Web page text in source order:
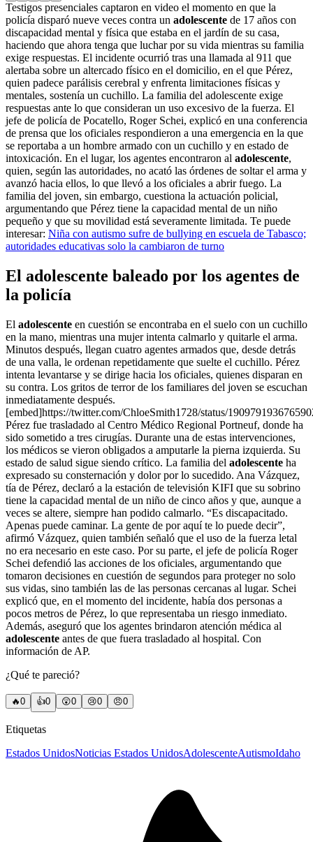
Testigos presenciales captaron en video el momento en que la
policía disparó nueve veces contra un adolescente de 17 años con
discapacidad mental y física que estaba en el jardín de su casa,
haciendo que ahora tenga que luchar por su vida mientras su familia
exige respuestas. El incidente ocurrió tras una llamada al 911 que
alertaba sobre un altercado físico en el domicilio, en el que Pérez,
quien padece parálisis cerebral y enfrenta limitaciones físicas y
mentales, sostenía un cuchillo. La familia del adolescente exige
respuestas ante lo que consideran un uso excesivo de la fuerza. El
jefe de policía de Pocatello, Roger Schei, explicó en una conferencia
de prensa que los oficiales respondieron a una emergencia en la que
se reportaba a un hombre armado con un cuchillo y en estado de
intoxicación. En el lugar, los agentes encontraron al adolescente,
quien, según las autoridades, no acató las órdenes de soltar el arma y
avanzó hacia ellos, lo que llevó a los oficiales a abrir fuego. La
familia del joven, sin embargo, cuestiona la actuación policial,
argumentando que Pérez tiene la capacidad mental de un niño
pequeño y que su movilidad está severamente limitada. Te puede
interesar: Niña con autismo sufre de bullying en escuela de Tabasco;
autoridades educativas solo la cambiaron de turno
El adolescente baleado por los agentes de
la policía
El adolescente en cuestión se encontraba en el suelo con un cuchillo
en la mano, mientras una mujer intenta calmarlo y quitarle el arma.
Minutos después, llegan cuatro agentes armados que, desde detrás
de una valla, le ordenan repetidamente que suelte el cuchillo. Pérez
intenta levantarse y se dirige hacia los oficiales, quienes disparan en
su contra. Los gritos de terror de los familiares del joven se escuchan
inmediatamente después.
[embed]https://twitter.com/ChloeSmith1728/status/
Pérez fue trasladado al Centro Médico Regional Portneuf, donde ha
sido sometido a tres cirugías. Durante una de estas intervenciones,
los médicos se vieron obligados a amputarle la pierna izquierda. Su
estado de salud sigue siendo crítico. La familia del adolescente ha
expresado su consternación y dolor por lo sucedido. Ana Vázquez,
tía de Pérez, declaró a la estación de televisión KIFI que su sobrino
tiene la capacidad mental de un niño de cinco años y que, aunque a
veces se altere, siempre han podido calmarlo. “Es discapacitado.
Apenas puede caminar. La gente de por aquí te lo puede decir”,
afirmó Vázquez, quien también señaló que el uso de la fuerza letal
no era necesario en este caso. Por su parte, el jefe de policía Roger
Schei defendió las acciones de los oficiales, argumentando que
tomaron decisiones en cuestión de segundos para proteger no solo
sus vidas, sino también las de las personas cercanas al lugar. Schei
explicó que, en el momento del incidente, había dos personas a
pocos metros de Pérez, lo que representaba un riesgo inmediato.
Además, aseguró que los agentes brindaron atención médica al
adolescente antes de que fuera trasladado al hospital. Con
información de AP.
¿Qué te pareció?
🔥0 👍0 😲0 😢0 😠0
Etiquetas
Estados UnidosNoticias Estados UnidosAdolescenteAutismoIdaho